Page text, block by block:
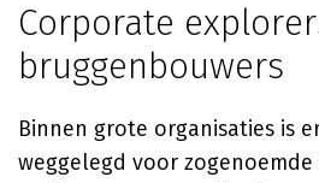
Corporate
bruggenbouwers
Binnen grote organisaties is
weggelegd voor